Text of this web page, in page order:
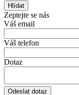
Hlídat
Zeptejte se nás
Váš email
Váš telefon
Dotaz
Odeslat dotaz